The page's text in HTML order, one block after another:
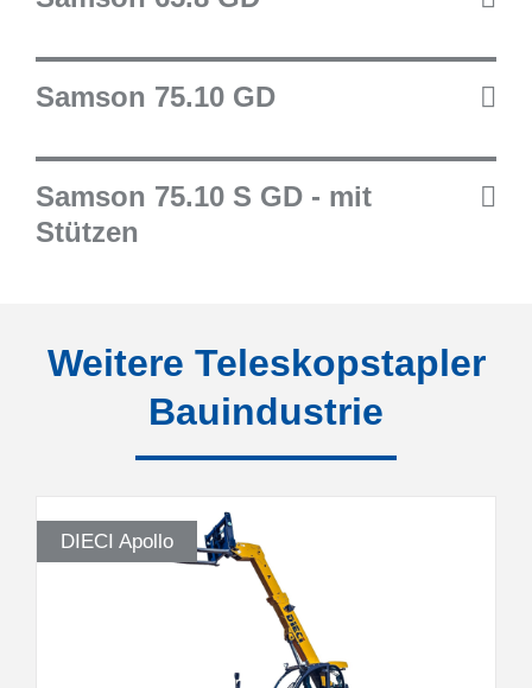
Samson 75.10 GD
Samson 75.10 S GD - mit
Stützen
Weitere Teleskopstapler
Bauindustrie
DIECI Apollo